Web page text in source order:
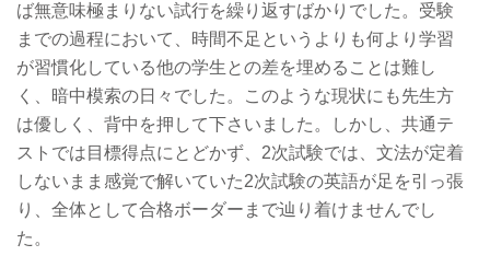
ば無意味極まりない試行を繰り返すばかりでした。受験
までの過程において、時間不足というよりも何より学習
が習慣化している他の学生との差を埋めることは難し
く、暗中模索の日々でした。このような現状にも先生方
は優しく、背中を押して下さいました。しかし、共通テ
ストでは目標得点にとどかず、2次試験では、文法が定着
しないまま感覚で解いていた2次試験の英語が足を引っ張
り、全体として合格ボーダーまで辿り着けませんでし
た。